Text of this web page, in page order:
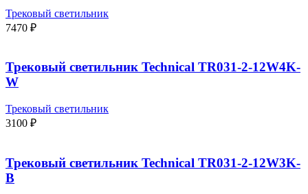
Трековый светильник
7470 ₽
Трековый светильник Technical TR031-2-12W4K-
W
Трековый светильник
3100 ₽
Трековый светильник Technical TR031-2-12W3K-
B